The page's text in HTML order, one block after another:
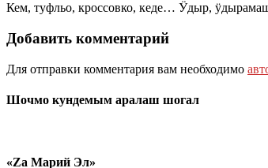
Кем, туфльо, кроссовко, кеде… Ӱдыр,
Добавить комментарий
Для отправки комментария вам необходимо
Шочмо кундемым аралаш шогал
«Zа Марий Эл»